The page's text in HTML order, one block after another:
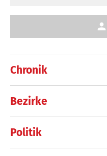
Chronik
Bezirke
Politik